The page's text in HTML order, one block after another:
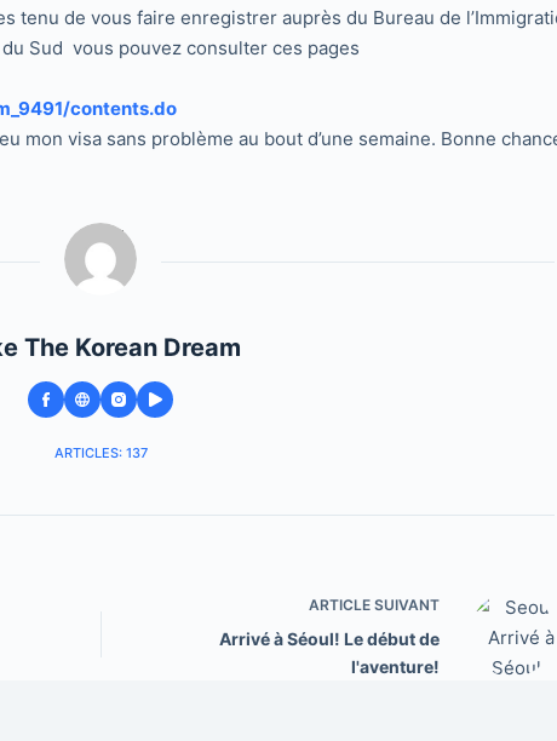
tenu de vous faire enregistrer auprès du Bureau de
Sud vous pouvez consulter ces pages
contents.do
mon visa sans problème au bout d’une semaine. Bonne
The Korean Dream
ARTICLES: 137
ARTICLE SUIVANT
Arrivé à Séoul! Le début de
l'aventure!